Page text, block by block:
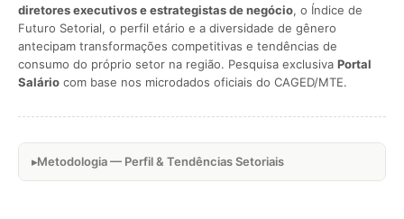
diretores executivos e estrategistas de negócio, o Índice de
Futuro Setorial, o perfil etário e a diversidade de gênero
antecipam transformações competitivas e tendências de
consumo do próprio setor na região. Pesquisa exclusiva Portal
Salário com base nos microdados oficiais do CAGED/MTE.
Metodologia — Perfil & Tendências Setoriais